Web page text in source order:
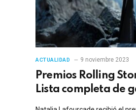
ACTUALIDAD 9 noviembre 2023
Premios Rolling
Lista completa de